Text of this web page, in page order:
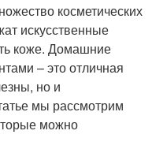
косметических
искусственные
коже. Домашние
– это отличная
но и
мы рассмотрим
можно